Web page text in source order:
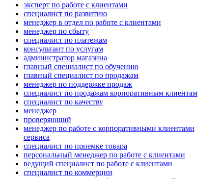
эксперт по работе с клиентами
специалист по развитию
менеджер в отдел по работе с клиентами
менеджер по сбыту
специалист по платежам
консультант по услугам
администратор магазина
главный специалист по обучению
главный специалист по продажам
менеджер по поддержке продаж
специалист по продажам корпоративным клиентам
специалист по качеству
менеджер
проверяющий
менеджер по работе с корпоративными клиентами
сервиса
специалист по приемке товара
персональный менеджер по работе с клиентами
ведущий специалист по работе с клиентами
специалист по коммерции